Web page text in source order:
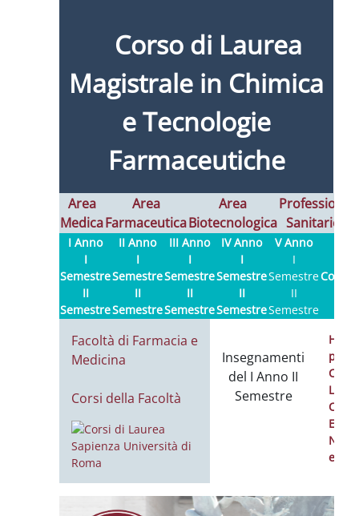
Corso di Laurea
Magistrale in Chimica
e Tecnologie
Farmaceutiche
Area
Medica
Area
Farmaceutica
Area
Biotecnologica
Professioni
Sanitarie
I Anno
I
Semestre
II
Semestre
II Anno
I
Semestre
II
Semestre
III Anno
I
Semestre
II
Semestre
IV Anno
I
Semestre
II
Semestre
V Anno
I
Semestre
II
Semestre
Facoltà di Farmacia e
Medicina
Corsi della Facoltà
Insegnamenti
del I Anno II
Semestre
page